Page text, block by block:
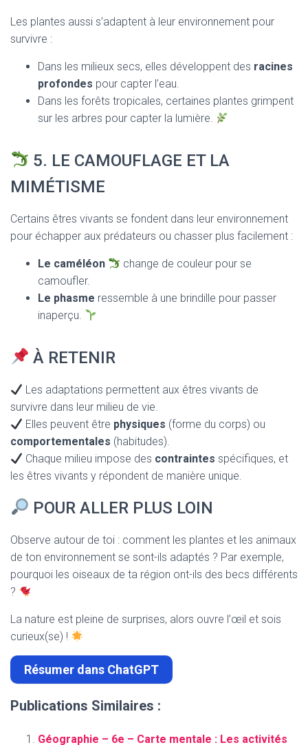
Les plantes aussi s’adaptent à leur environnement pour
survivre :
Dans les milieux secs, elles développent des racines
profondes pour capter l’eau.
Dans les forêts tropicales, certaines plantes grimpent
sur les arbres pour capter la lumière.
5. LE CAMOUFLAGE ET LA
MIMÉTISME
Certains êtres vivants se fondent dans leur environnement
pour échapper aux prédateurs ou chasser plus facilement :
Le caméléon
change de couleur pour se
camoufler.
Le phasme ressemble à une brindille pour passer
inaperçu.
À RETENIR
Les adaptations permettent aux êtres vivants de
survivre dans leur milieu de vie.
Elles peuvent être physiques (forme du corps) ou
comportementales (habitudes).
Chaque milieu impose des contraintes spécifiques, et
les êtres vivants y répondent de manière unique.
POUR ALLER PLUS LOIN
Observe autour de toi : comment les plantes et les animaux
de ton environnement se sont-ils adaptés ? Par exemple,
pourquoi les oiseaux de ta région ont-ils des becs différents
?
La nature est pleine de surprises, alors ouvre l’œil et sois
curieux(se) !
Résumer dans ChatGPT
Publications Similaires :
Géographie – 6e – Carte mentale : Les activités